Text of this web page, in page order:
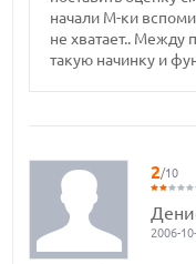
начали М-ки
не хватает.. Между
такую начинку и
2/10
2006-